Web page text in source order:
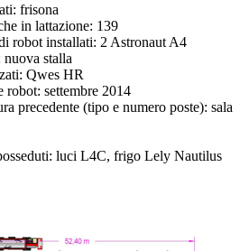
frisona
in lattazione: 139
robot installati: 2 Astronaut A4
stalla
Qwes HR
robot: settembre 2014
precedente (tipo e numero poste): sala
luci L4C, frigo Lely Nautilus